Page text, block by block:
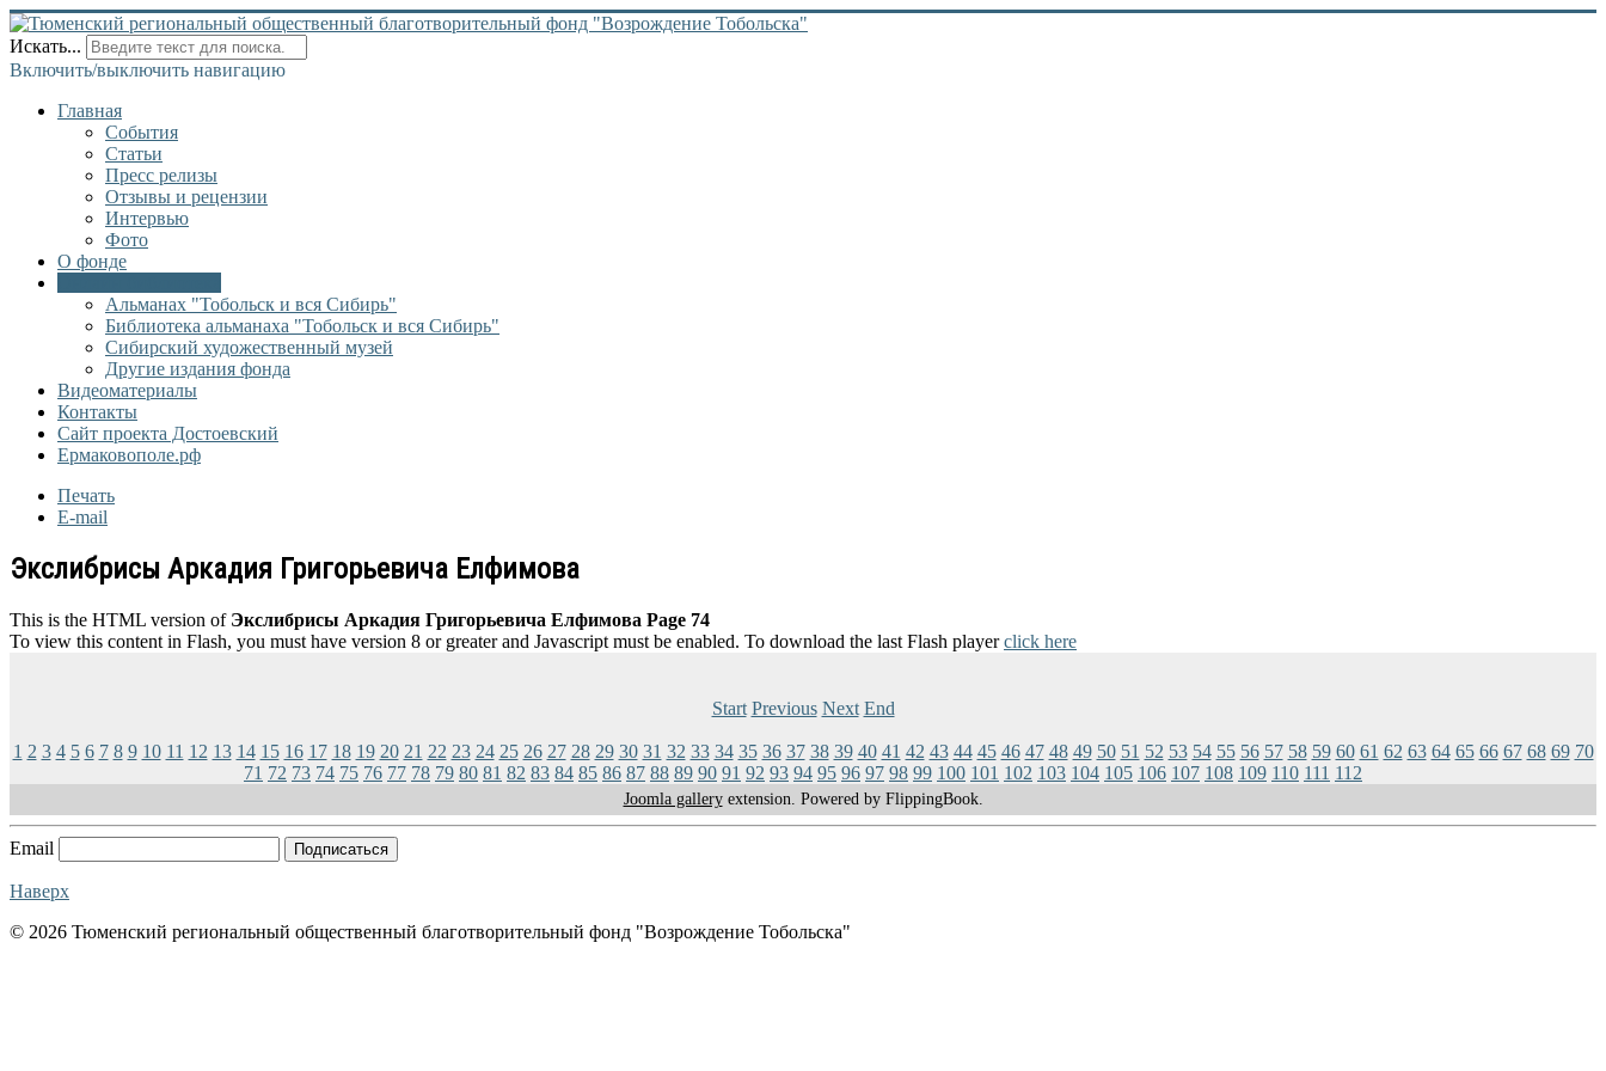
Искать...
Включить/выключить навигацию
Главная
События
Статьи
Пресс релизы
Отзывы и рецензии
Интервью
Фото
О фонде
Альманах "Тобольск и вся Сибирь"
Библиотека альманаха "Тобольск и вся Сибирь"
Сибирский художественный музей
Другие издания фонда
Видеоматериалы
Контакты
Сайт проекта Достоевский
Ермаковополе.рф
Печать
E-mail
Экслибрисы Аркадия Григорьевича Елфимова
This is the HTML version of Экслибрисы Аркадия Григорьевича Елфимова Page 74
To view this content in Flash, you must have version 8 or greater and Javascript must be enabled. To download the last Flash playerclick here
Start Previous Next End
1 2 3 4 5 6 7 8 9 10 11 12 13 14 15 16 17 18 19 20 21 22 23 24 25 26 27 28 29 30 31 32 33 34 35 36 37 38 39 40 41 42 43 44 45 46 47 48 49 50 51 52 53 54 55 56 57 58 59 60 61 62 63 64 65 66 67 68 69 70
71 72 73 74 75 76 77 78 79 80 81 82 83 84 85 86 87 88 89 90 91 92 93 94 95 96 97 98 99 100 101 102 103 104 105 106 107 108 109 110 111 112
Joomla galleryextension. Powered by FlippingBook.
Email Подписаться
Наверх
© 2026 Тюменский региональный общественный благотворительный фонд "Возрождение Тобольска"